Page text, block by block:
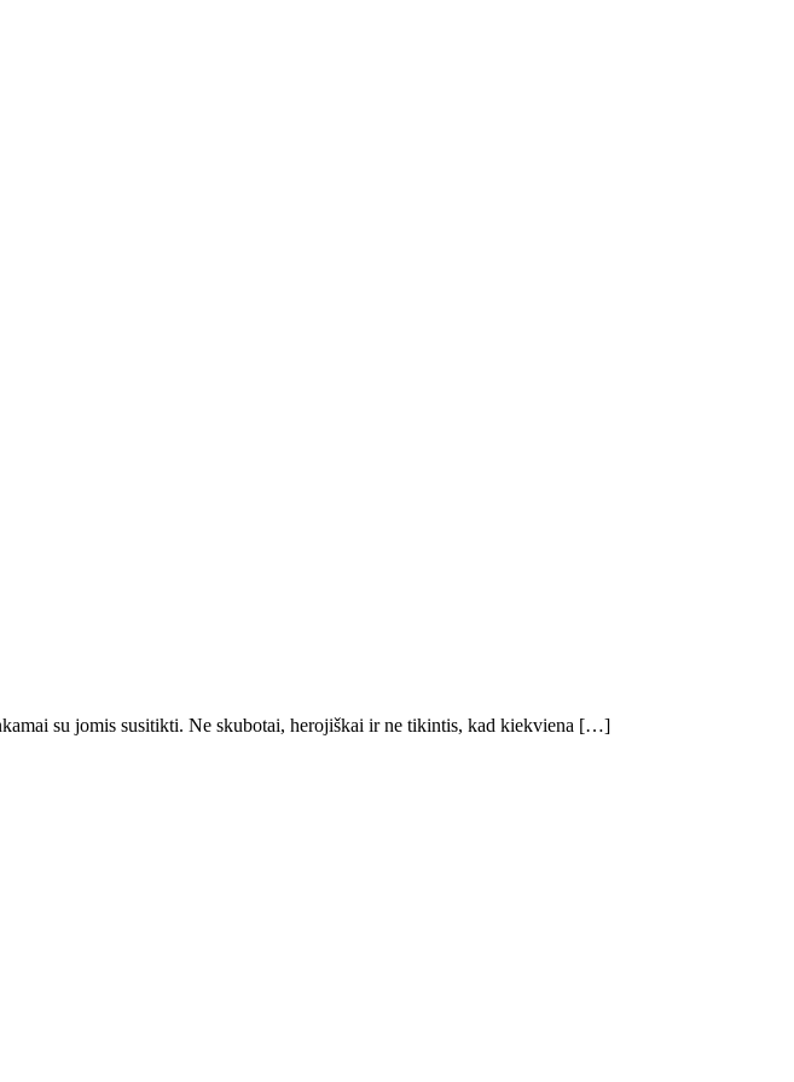
su jomis susitikti. Ne skubotai, herojiškai ir ne tikintis, kad kiekviena […]